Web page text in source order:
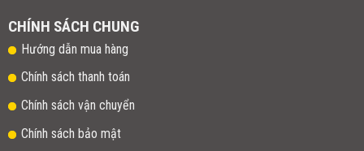
CHÍNH SÁCH CHUNG
Hướng dẫn mua hàng
Chính sách thanh toán
Chính sách vận chuyển
Chính sách bảo mật